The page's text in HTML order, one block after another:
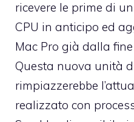
ricevere le prime di
CPU in anticipo ed
Mac Pro già dalla
Questa nuova unità
rimpiazzerebbe
realizzato con